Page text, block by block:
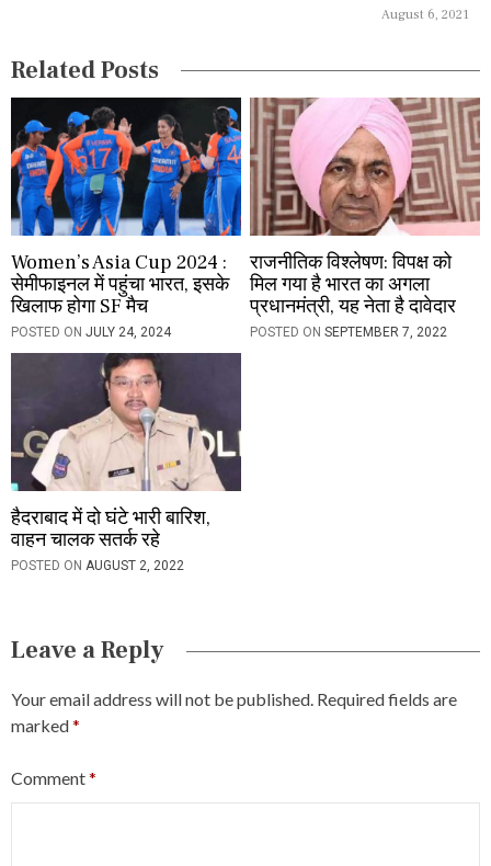
o
August 6, 2021
Related Posts
Women’s Asia Cup 2024 :
सेमीफाइनल में पहुंचा भारत, इसके
खिलाफ होगा SF मैच
POSTED ON JULY 24, 2024
राजनीतिक विश्लेषण: विपक्ष को
मिल गया है भारत का अगला
प्रधानमंत्री, यह नेता है दावेदार
POSTED ONSEPTEMBER 7, 2022
हैदराबाद में दो घंटे भारी बारिश,
वाहन चालक सतर्क रहे
POSTED ON AUGUST 2, 2022
Leave a Reply
Your email address will not be published. Required fields are
marked*
Comment*